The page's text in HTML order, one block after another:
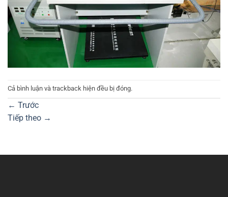
Cả bình luận và trackback hiện đều bị đóng.
← Trước
Tiếp theo →